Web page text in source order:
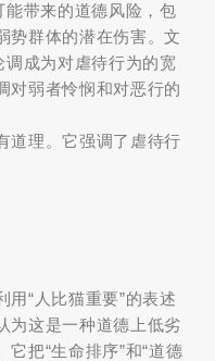
能带来的道德风险，包
势群体的潜在伤害。文
调成为对虐待行为的宽
对弱者怜悯和对恶行的
道理。它强调了虐待行
“人比猫重要”的表述
为这是一种道德上低劣
把“生命排序”和“道德